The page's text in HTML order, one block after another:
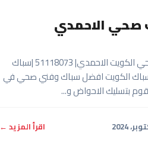
صحي الاحمدي
سباك صحي الكويت الاحمدي| 51118073 |سباك
الكويت افضل سباك وفني صحي في
بتسليك الاحواض و...
اقرأ المزيد ←